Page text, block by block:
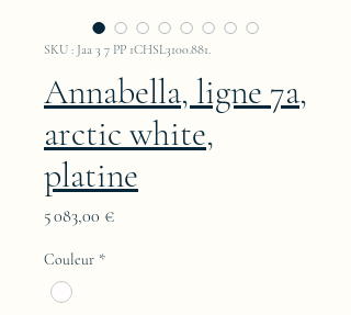
SKU : Jaa 3 7 PP 1CHSL3100.881.
Annabella, ligne 7a,
arctic white,
platine
5 083,00 €Prix
Couleur *